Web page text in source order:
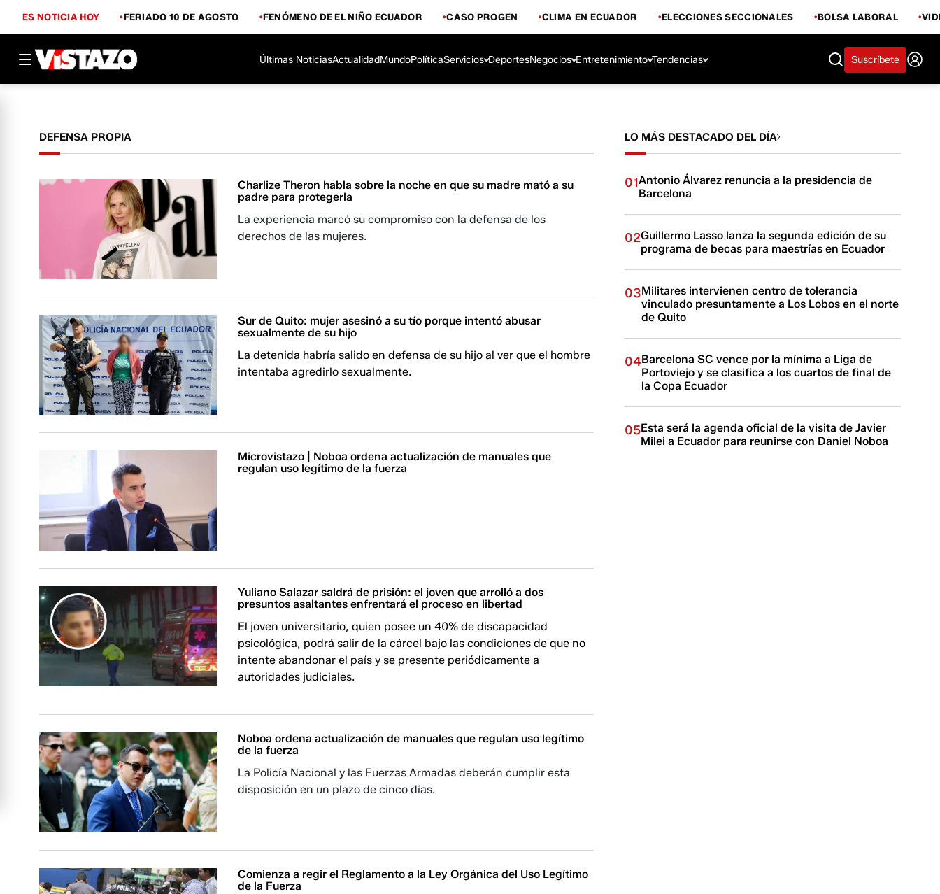
ES NOTICIA HOY FERIADO 10 DE AGOSTO FENÓMENO DE EL NIÑO ECUADOR CASO PROGEN CLIMA EN ECUADOR ELECCIONES SECCIONALES BOLSA LABORAL
Últimas NoticiasActualidadMundoPolíticaServicios DeportesNegocios Entretenimiento Tendencias Suscríbete
DEFENSA PROPIA
Charlize Theron habla sobre la noche en que su madre mató a su
padre para protegerla
La experiencia marcó su compromiso con la defensa de los
derechos de las mujeres.
Sur de Quito: mujer asesinó a su tío porque intentó abusar
sexualmente de su hijo
La detenida habría salido en defensa de su hijo al ver que el hombre
intentaba agredirlo sexualmente.
Microvistazo | Noboa ordena actualización de manuales que
regulan uso legítimo de la fuerza
Yuliano Salazar saldrá de prisión: el joven que arrolló a dos
presuntos asaltantes enfrentará el proceso en libertad
El joven universitario, quien posee un 40% de discapacidad
psicológica, podrá salir de la cárcel bajo las condiciones de que no
intente abandonar el país y se presente periódicamente a
autoridades judiciales.
Noboa ordena actualización de manuales que regulan uso legítimo
de la fuerza
La Policía Nacional y las Fuerzas Armadas deberán cumplir esta
disposición en un plazo de cinco días.
Comienza a regir el Reglamento a la Ley Orgánica del Uso Legítimo
de la Fuerza
LO MÁS DESTACADO DEL DÍA
01Antonio Álvarez renuncia a la presidencia de
Barcelona
02Guillermo Lasso lanza la segunda edición de su
programa de becas para maestrías en Ecuador
03Militares intervienen centro de tolerancia
vinculado presuntamente a Los Lobos en el norte
de Quito
04Barcelona SC vence por la mínima a Liga de
Portoviejo y se clasifica a los cuartos de final de
la Copa Ecuador
05Esta será la agenda oficial de la visita de Javier
Milei a Ecuador para reunirse con Daniel Noboa